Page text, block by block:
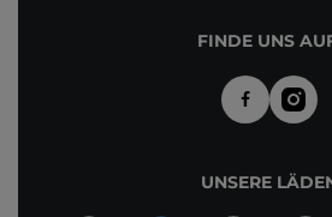
FINDE UNS
UNSERE